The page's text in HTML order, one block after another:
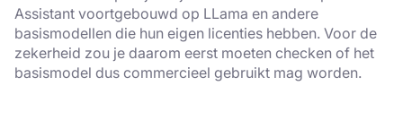
Assistant voortgebouwd op LLama en andere
basismodellen die hun eigen licenties hebben. Voor de
zekerheid zou je daarom eerst moeten checken of het
basismodel dus commercieel gebruikt mag worden.